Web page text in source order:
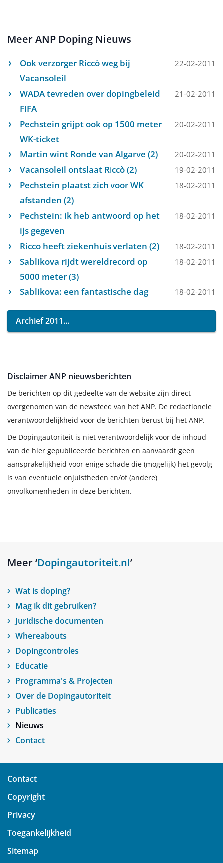
Meer ANP Doping Nieuws
Ook verzorger Riccò weg bij
Vacansoleil
22-02-2011
WADA tevreden over dopingbeleid
FIFA
21-02-2011
Pechstein grijpt ook op 1500 meter
WK-ticket
20-02-2011
Martin wint Ronde van Algarve (2) 20-02-2011
Vacansoleil ontslaat Riccò (2) 19-02-2011
Pechstein plaatst zich voor WK
afstanden (2)
18-02-2011
Pechstein: ik heb antwoord op het
ijs gegeven
18-02-2011
Ricco heeft ziekenhuis verlaten (2) 18-02-2011
Sablikova rijdt wereldrecord op
5000 meter (3)
18-02-2011
Sablikova: een fantastische dag 18-02-2011
Archief 2011
Disclaimer ANP nieuwsberichten
De berichten op dit gedeelte van de website zijn direct
overgenomen van de newsfeed van het ANP. De redactionele
verantwoordelijkheid voor de berichten berust bij het ANP.
De Dopingautoriteit is niet verantwoordelijk voor de inhoud
van de hier gepubliceerde berichten en aanvaardt geen
aansprakelijkheid voor enige schade die (mogelijk) het gevolg
is van eventuele onjuistheden en/of (andere)
onvolkomenheden in deze berichten.
Meer ‘Dopingautoriteit.nl’
Wat is doping?
Mag ik dit gebruiken?
Juridische documenten
Whereabouts
Dopingcontroles
Educatie
Programma's & Projecten
Over de Dopingautoriteit
Publicaties
Nieuws
Contact
Contact
Copyright
Privacy
Toegankelijkheid
Sitemap